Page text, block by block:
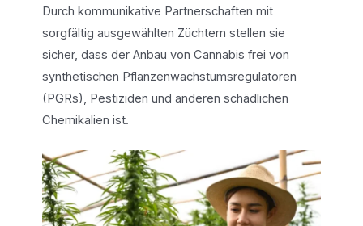
Durch kommunikative Partnerschaften mit
sorgfältig ausgewählten Züchtern stellen sie
sicher, dass der Anbau von Cannabis frei von
synthetischen Pflanzenwachstumsregulatoren
(PGRs), Pestiziden und anderen schädlichen
Chemikalien ist.